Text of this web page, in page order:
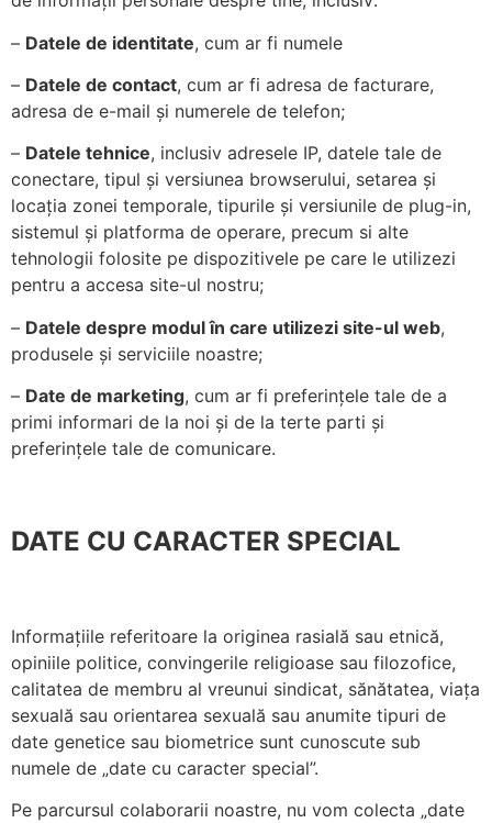
– Datele de identitate, cum ar fi numele
– Datele de contact, cum ar fi adresa de facturare,
adresa de e-mail și numerele de telefon;
– Datele tehnice, inclusiv adresele IP, datele tale de
conectare, tipul și versiunea browserului, setarea și
locația zonei temporale, tipurile și versiunile de plug-in,
sistemul și platforma de operare, precum si alte
tehnologii folosite pe dispozitivele pe care le utilizezi
pentru a accesa site-ul nostru;
– Datele despre modul în care utilizezi site-ul web,
produsele și serviciile noastre;
– Date de marketing, cum ar fi preferințele tale de a
primi informari de la noi și de la terte parti și
preferințele tale de comunicare.
DATE CU CARACTER SPECIAL
Informațiile referitoare la originea rasială sau etnică,
opiniile politice, convingerile religioase sau filozofice,
calitatea de membru al vreunui sindicat, sănătatea, viața
sexuală sau orientarea sexuală sau anumite tipuri de
date genetice sau biometrice sunt cunoscute sub
numele de „date cu caracter special”.
Pe parcursul colaborarii noastre, nu vom colecta „date
Împărtășindu-vă
interesele și
pe măsură ce
vizitați site-ul
nostru, creșteți
șansa de a
vedea conținut
și oferte
personalizate.